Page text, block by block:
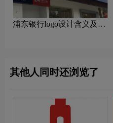
浦东银行logo设计含义及设
其他人同时还浏览了